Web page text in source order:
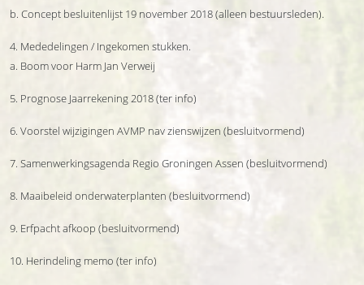
b. Concept besluitenlijst 19 november 2018 (alleen bestuursleden).
4. Mededelingen / Ingekomen stukken.
a. Boom voor Harm Jan Verweij
5. Prognose Jaarrekening 2018 (ter info)
6. Voorstel wijzigingen AVMP nav zienswijzen (besluitvormend)
7. Samenwerkingsagenda Regio Groningen Assen (besluitvormend)
8. Maaibeleid onderwaterplanten (besluitvormend)
9. Erfpacht afkoop (besluitvormend)
10. Herindeling memo (ter info)